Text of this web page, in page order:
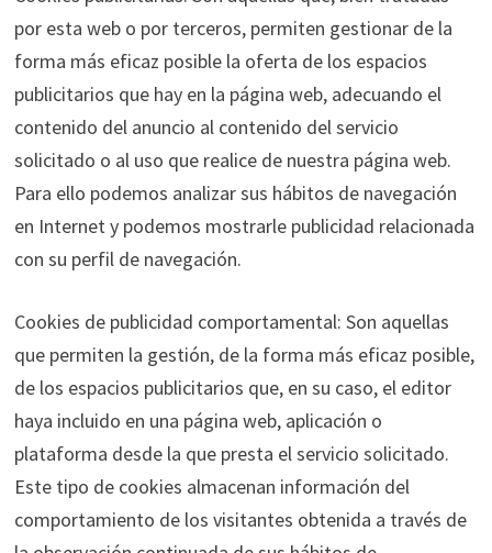
por esta web o por terceros, permiten gestionar de la
forma más eficaz posible la oferta de los espacios
publicitarios que hay en la página web, adecuando el
contenido del anuncio al contenido del servicio
solicitado o al uso que realice de nuestra página web.
Para ello podemos analizar sus hábitos de navegación
en Internet y podemos mostrarle publicidad relacionada
con su perfil de navegación.
Cookies de publicidad comportamental: Son aquellas
que permiten la gestión, de la forma más eficaz posible,
de los espacios publicitarios que, en su caso, el editor
haya incluido en una página web, aplicación o
plataforma desde la que presta el servicio solicitado.
Este tipo de cookies almacenan información del
comportamiento de los visitantes obtenida a través de